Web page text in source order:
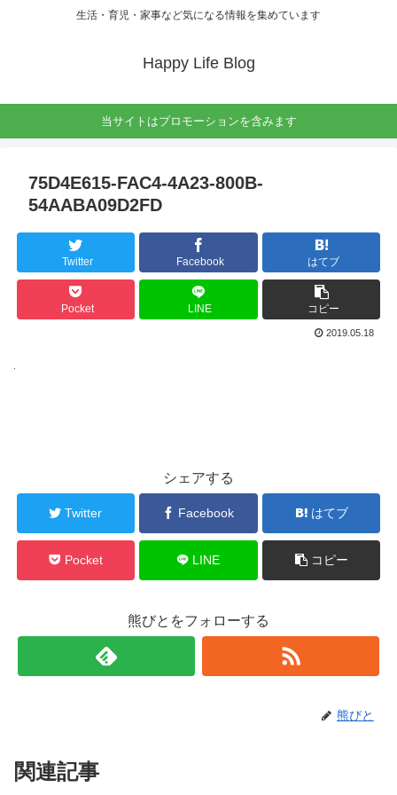
生活・育児・家事など気になる情報を集めています
Happy Life Blog
当サイトはプロモーションを含みます
75D4E615-FAC4-4A23-800B-
54AABA09D2FD
Twitter Facebook はてブ
Pocket LINE コピー
2019.05.18
シェアする
Twitter Facebook はてブ
Pocket LINE コピー
熊びとをフォローする
熊びと
関連記事